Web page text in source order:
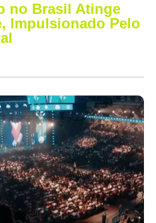
no Brasil Atinge
Impulsionado Pelo